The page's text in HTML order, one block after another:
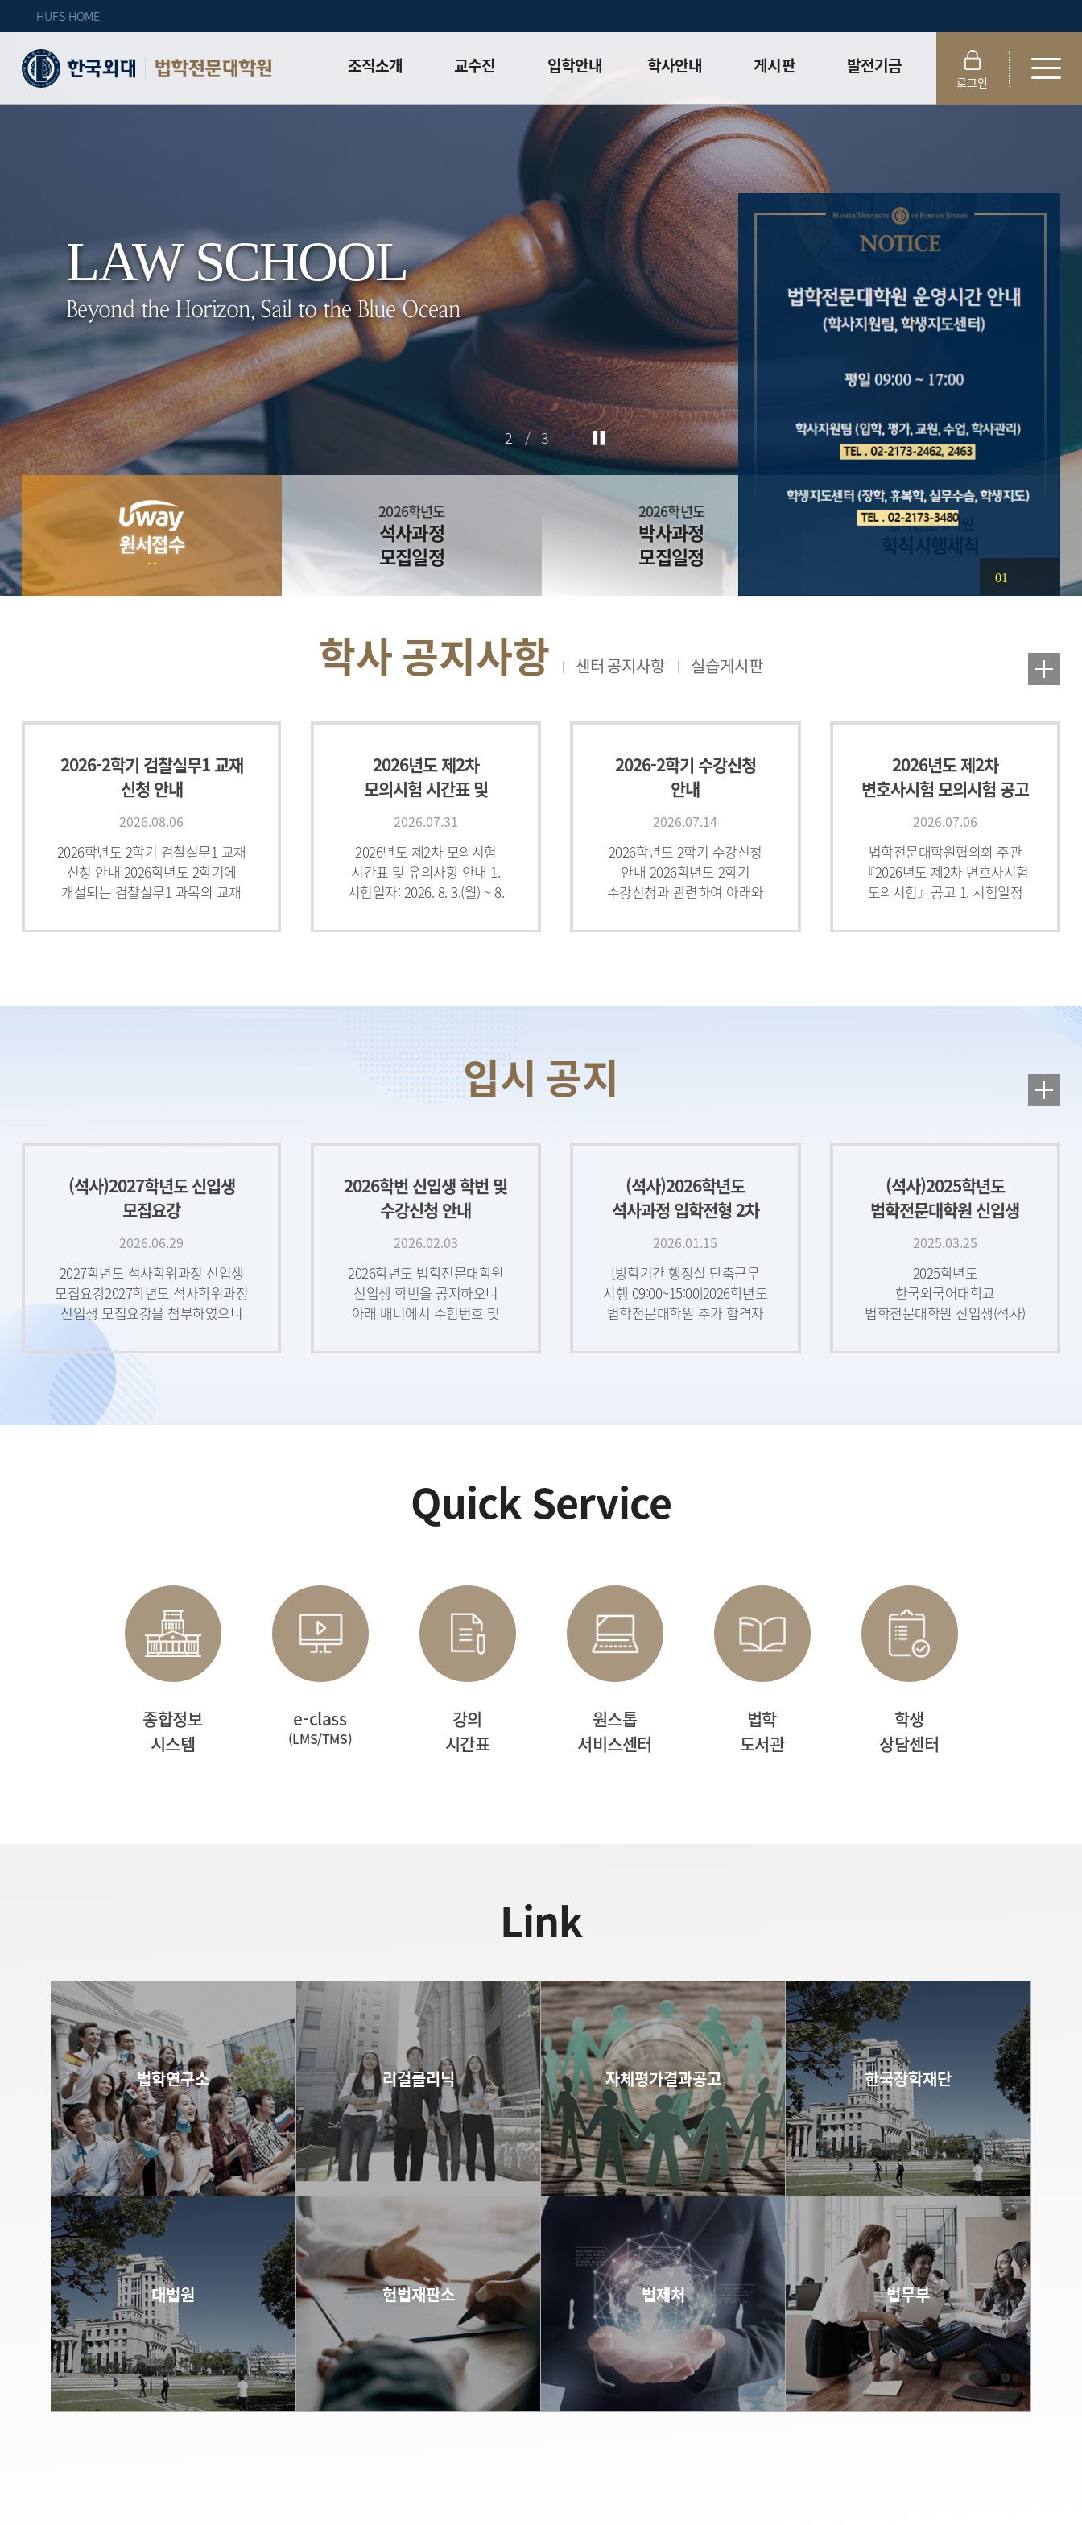
HUFS HOME
법학전문대학원 조직소개
자체평가
교수진 입학안내
모집요강(석사)
모집요강(박사)
입시 공지사항
입시 FAQ
학사안내
학사일정
대학원 학칙
학칙시행세칙
이수체계도
교과과정
강의시간표
성적등급&
상대평가적용표
게시판
학사공지사항
센터공지사항
실습게시판
취업게시판
학생참여
변호사시험
합격률 및 취업률
로스쿨 News
자료실
동문 라운지
발전기금
로그인
2 / 3
LAW SCHOOL
Beyond the Horizon, Sail to the Blue Ocean
원서접수
- -
2026학년도
석사과정
모집일정
2026학년도
박사과정
모집일정
법학전문대학원
01
2026-2학기 검찰실무1 교재
신청 안내
2026.08.06
2026학년도 2학기 검찰실무1 교재
신청 안내 2026학년도 2학기에
개설되는 검찰실무1 과목의 교재
진행하오니, 해당 교재 구입을
2026년도 제2차
모의시험 시간표 및
유의사항 안내
2026.07.31
2026년도 제2차 모의시험
시간표 및 유의사항 안내 1.
시험일자: 2026. 8. 3.(월) ~ 8.
시험일자시험시간 및
2026-2학기 수강신청
안내
2026.07.14
2026학년도 2학기 수강신청
안내 2026학년도 2학기
수강신청과 관련하여 아래와
전 반드시 본 안내와 첨부된
2026년도 제2차
변호사시험 모의시험 공고
2026.07.06
법학전문대학원협의회 주관
『2026년도 제2차 변호사시험
모의시험』공고 1. 시험일정
(월) ~ 8. 7.(금) [※ 8. 5.(수)
박사학위청구논문제출
필요한 소정의 학점을 취득한
전 과목 합격자
박사과정 학사 안내문
2026학년도 제2학기 박사과정
학사 안내문 첨부된 파일을
참고해 주시기 바랍니다.본
방침에 따라 변경될 수
공지사항을 수시로 확
폭력예방교육 이수 요청
성희롱 등 폭력예방교육 이수
공동체를 지향하는
인권센터에서는
양성평등기본법 등 관련
법률과
종합시험 성적결과 확인
아래와 같이 개인
합격 여부를 확인하시기
바랍니다.
개교기념일 및 근로자의
날 행정부서 휴무 안내
2026.04.13
행정부서 휴무 안내
개교기념일 및 근로자의 날
(법정공휴일)에 따라 아래와
같이 법전원 행정부서
(학사지원팀, 학생지도센터)를
포함한 교내 모든 부서가
휴무임을 안내드립니다.□
(석사)2027학년도 신입생
모집요강
2026.06.29
2027학년도 석사학위과정 신입생
모집요강2027학년도 석사학위과정
신입생 모집요강을 첨부하였으니
확인하여 주시기 바랍니다.요강
내용은 변경될 수 있으니 최종
원서접수 전 반드시
2026학번 신입생 학번 및
수강신청 안내
2026.02.03
2026학년도 법학전문대학원
신입생 학번을 공지하오니
아래 배너에서 수험번호 및
확인하시기 바랍니다.
(석사)2026학년도
석사과정 입학전형 2차
추가합격자 발표 안내(1월
2026.01.15
[방학기간 행정실 단축근무
시행 09:00~15:00]2026학년도
법학전문대학원 추가 합격자
법학전문대학원 2차
(석사)2025학년도
법학전문대학원 신입생
선발 결과 공개
2025.03.25
2025학년도
한국외국어대학교
법학전문대학원 신입생(석사)
공개합니다.◎ 공개사항 1.
Quick Service
종합정보
시스템
e-class
(LMS/TMS)
강의
시간표
원스톱
서비스센터
법학
도서관
학생
상담센터
Link
법학연구소
바로가기
리걸클리닉
바로가기
자체평가결과공고
바로가기
한국장학재단
바로가기
대법원
바로가기
헌법재판소
바로가기
법제처
바로가기
법무부
바로가기